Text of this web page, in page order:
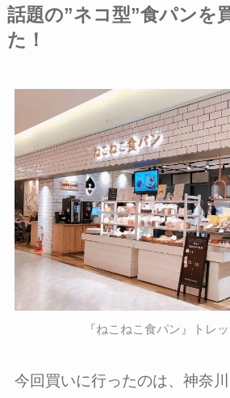
話題の”ネコ型”食パンを
た！
『ねこねこ食パン』トレ
今回買いに行ったのは、神奈